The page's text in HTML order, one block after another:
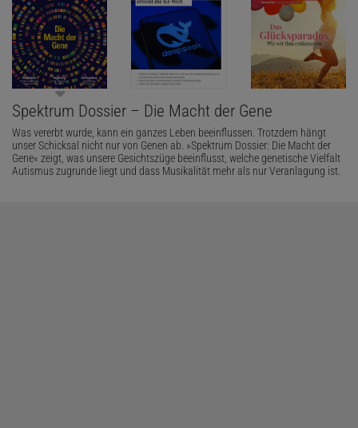
Spektrum Dossier – Die Macht der Gene
Was vererbt wurde, kann ein ganzes Leben beeinflussen. Trotzdem hängt
unser Schicksal nicht nur von Genen ab. »Spektrum Dossier: Die Macht der
Gene« zeigt, was unsere Gesichtszüge beeinflusst, welche genetische Vielfalt
Autismus zugrunde liegt und dass Musikalität mehr als nur Veranlagung ist.